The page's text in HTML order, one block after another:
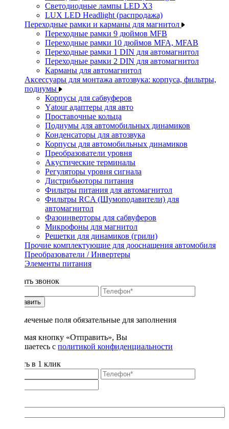
Светодиодные лампы LED X3
LUX LED Headlight (распродажа)
Переходные рамки и карманы для магнитол
Переходные рамки 9 дюймов MFB
Переходные рамки 10 дюймов MFA, MFAB
Переходные рамки 1 DIN для автомагнитол
Переходные рамки 2 DIN для автомагнитол
Карманы для автомагнитол
Аксессуары для монтажа автозвука: корпуса, фильтры,
подиумы
Корпусы для сабвуферов
Yаtour адаптеры для авто
Проставочные кольца
Подиумы для автомобильных динамиков
Конденсаторы для автозвука
Корпусы для автомобильных динамиков
Преобразователи уровня
Акустические терминалы
Регуляторы уровня сигнала
Дистрибьюторы питания
Фильтры питания для автомагнитол
Фильтры RCA (Шумоподавители) для
автомагнитол
Фазоинверторы для сабвуферов
Микрофоны для магнитол
Решетки для динамиков (грили)
Прочие комплектующие для дооснащения автомобиля
Преобразователи / Инвертеры
Элементы питания
Заказать звонок
Отправить
* - отмеченые поля обязательные для заполнения
Нажимая кнопку «Отправить», Вы
соглашаетесь с политикой конфиденциальности
Купить в 1 клик